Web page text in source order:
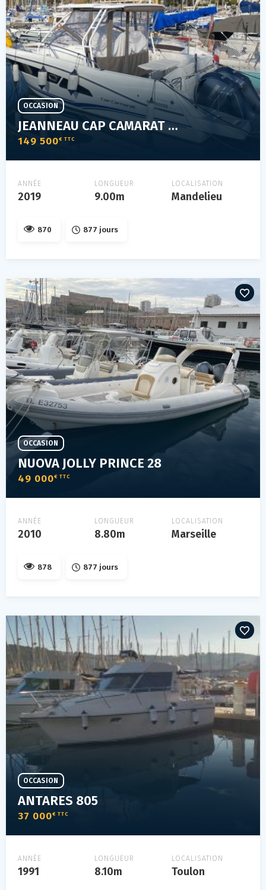
JEANNEAU CAP CAMARAT 9.0 WA
149 500€ TTC
OCCASION
ANNÉE
2019
LONGUEUR
9.00m
LOCALISATION
Mandelieu
870 877 jours
NUOVA JOLLY PRINCE 28
49 000€ TTC
OCCASION
ANNÉE
2010
LONGUEUR
8.80m
LOCALISATION
Marseille
878 877 jours
ANTARES 805
37 000€ TTC
OCCASION
ANNÉE
1991
LONGUEUR
8.10m
LOCALISATION
Toulon